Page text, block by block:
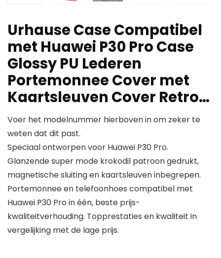
Urhause Case Compatibel
met Huawei P30 Pro Case
Glossy PU Lederen
Portemonnee Cover met
Kaartsleuven Cover Retro…
Voer het modelnummer hierboven in om zeker te
weten dat dit past.
Speciaal ontworpen voor Huawei P30 Pro.
Glanzende super mode krokodil patroon gedrukt,
magnetische sluiting en kaartsleuven inbegrepen.
Portemonnee en telefoonhoes compatibel met
Huawei P30 Pro in één, beste prijs-
kwaliteitverhouding. Topprestaties en kwaliteit in
vergelijking met de lage prijs.